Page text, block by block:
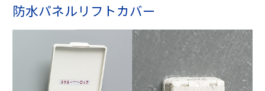
防水パネルリフトカバー